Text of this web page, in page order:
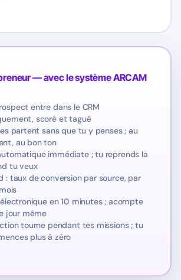
— avec le système ARCAM
entre dans le CRM
scoré et tagué
partent sans que tu y penses ; au
au bon ton
immédiate ; tu reprends la
tu veux
: taux de conversion par source, par
en 10 minutes ; acompte
jour même
tourne pendant tes missions ; tu
plus à zéro